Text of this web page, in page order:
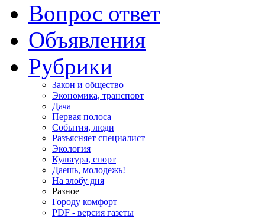
Вопрос ответ
Объявления
Рубрики
Закон и общество
Экономика, транспорт
Дача
Первая полоса
События, люди
Разъясняет специалист
Экология
Культура, спорт
Даешь, молодежь!
На злобу дня
Разное
Городу комфорт
PDF - версия газеты